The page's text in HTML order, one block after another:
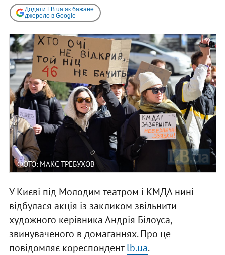
Додати LB.ua як бажане
джерело в Google
ФОТО: МАКС ТРЕБУХОВ
У Києві під Молодим театром і КМДА нині
відбулася акція із закликом звільнити
художного керівника Андрія Білоуса,
звинуваченого в домаганнях. Про це
повідомляє кореспондентlb.ua.